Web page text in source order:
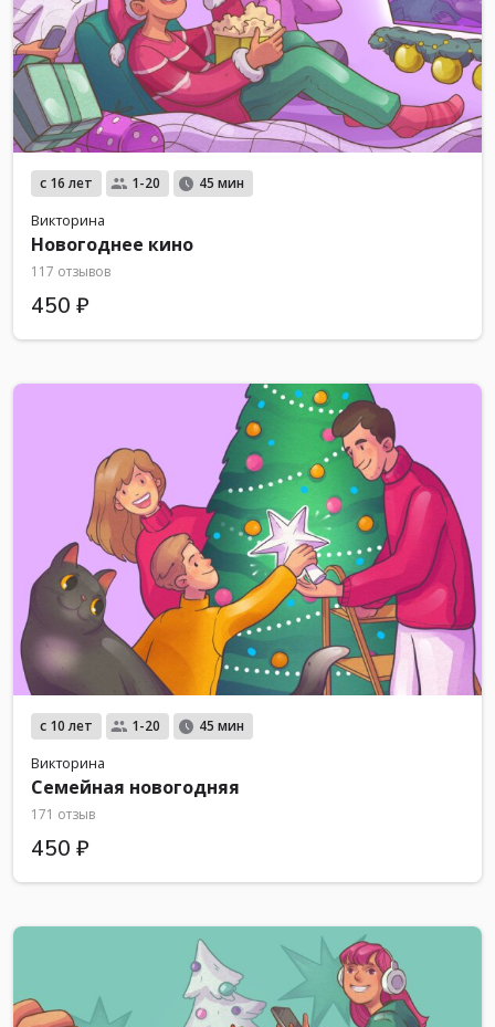
с 16 лет 1-20 45 мин
Викторина
Новогоднее кино
117 отзывов
450 ₽
с 10 лет 1-20 45 мин
Викторина
Семейная новогодняя
171 отзыв
450 ₽